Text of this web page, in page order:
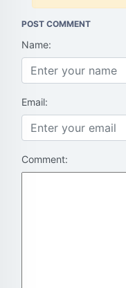
POST COMMENT
Name:
Email:
Comment: